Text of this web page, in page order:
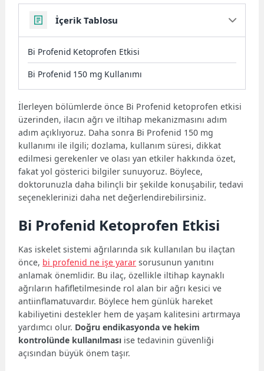
İçerik Tablosu
Bi Profenid Ketoprofen Etkisi
Bi Profenid 150 mg Kullanımı
İlerleyen bölümlerde önce Bi Profenid ketoprofen etkisi
üzerinden, ilacın ağrı ve iltihap mekanizmasını adım
adım açıklıyoruz. Daha sonra Bi Profenid 150 mg
kullanımı ile ilgili; dozlama, kullanım süresi, dikkat
edilmesi gerekenler ve olası yan etkiler hakkında özet,
fakat yol gösterici bilgiler sunuyoruz. Böylece,
doktorunuzla daha bilinçli bir şekilde konuşabilir, tedavi
seçeneklerinizi daha net değerlendirebilirsiniz.
Bi Profenid Ketoprofen Etkisi
Kas iskelet sistemi ağrılarında sık kullanılan bu ilaçtan
önce, bi profenid ne işe yarar sorusunun yanıtını
anlamak önemlidir. Bu ilaç, özellikle iltihap kaynaklı
ağrıların hafifletilmesinde rol alan bir ağrı kesici ve
antiinflamatuvardır. Böylece hem günlük hareket
kabiliyetini destekler hem de yaşam kalitesini artırmaya
yardımcı olur. Doğru endikasyonda ve hekim
kontrolünde kullanılması ise tedavinin güvenliği
açısından büyük önem taşır.